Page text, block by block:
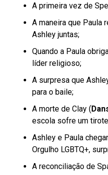
A primeira vez de
A maneira que Paula
Ashley juntas;
Quando a Paula
líder religioso;
A surpresa que
para o baile;
A morte de Clay (
escola sofre um
Ashley e Paula
Orgulho LGBTQ+,
A reconciliação de